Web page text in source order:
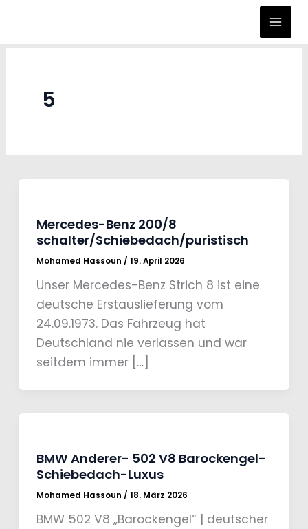
5
Mercedes-Benz 200/8
schalter/Schiebedach/puristisch
Mohamed Hassoun / 19. April 2026
Unser Mercedes-Benz Strich 8 ist eine
deutsche Erstauslieferung vom
24.09.1973. Das Fahrzeug hat
Deutschland nie verlassen und war
seitdem immer […]
BMW Anderer- 502 V8 Barockengel-
Schiebedach-Luxus
Mohamed Hassoun / 18. März 2026
BMW 502 V8 „Barockengel“ | deutscher